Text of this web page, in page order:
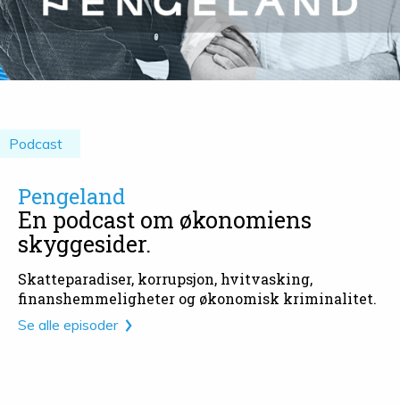
Podcast
Pengeland
En podcast om økonomiens
skyggesider.
Skatteparadiser, korrupsjon, hvitvasking,
finanshemmeligheter og økonomisk kriminalitet.
Se alle episoder